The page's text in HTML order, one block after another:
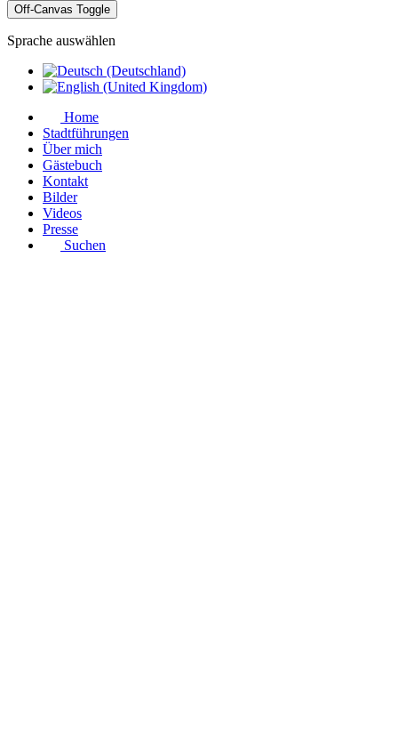
Off-Canvas Toggle
Sprache auswählen
Home
Stadtführungen
Über mich
Gästebuch
Kontakt
Bilder
Videos
Presse
Suchen